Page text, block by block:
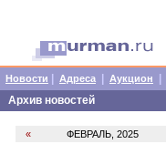
Новости Адреса Аукцион
Архив новостей
« ФЕВРАЛЬ, 2025